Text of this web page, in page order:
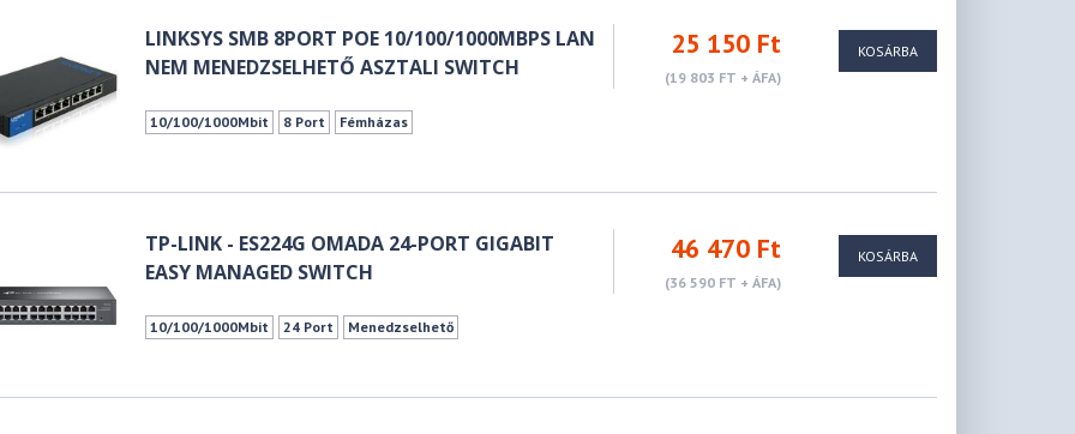
LINKSYS SMB 8PORT POE 10/100/1000MBPS LAN
NEM MENEDZSELHETŐ ASZTALI SWITCH
25 150 Ft
(19 803 FT + ÁFA)
10/100/1000Mbit 8 Port Fémházas
KOSÁRBA
TP-LINK - ES224G OMADA 24-PORT GIGABIT
EASY MANAGED SWITCH
46 470 Ft
(36 590 FT + ÁFA)
10/100/1000Mbit 24 Port Menedzselhető
KOSÁRBA